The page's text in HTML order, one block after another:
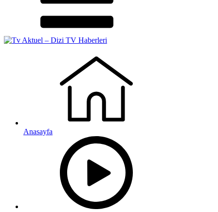
Anasayfa